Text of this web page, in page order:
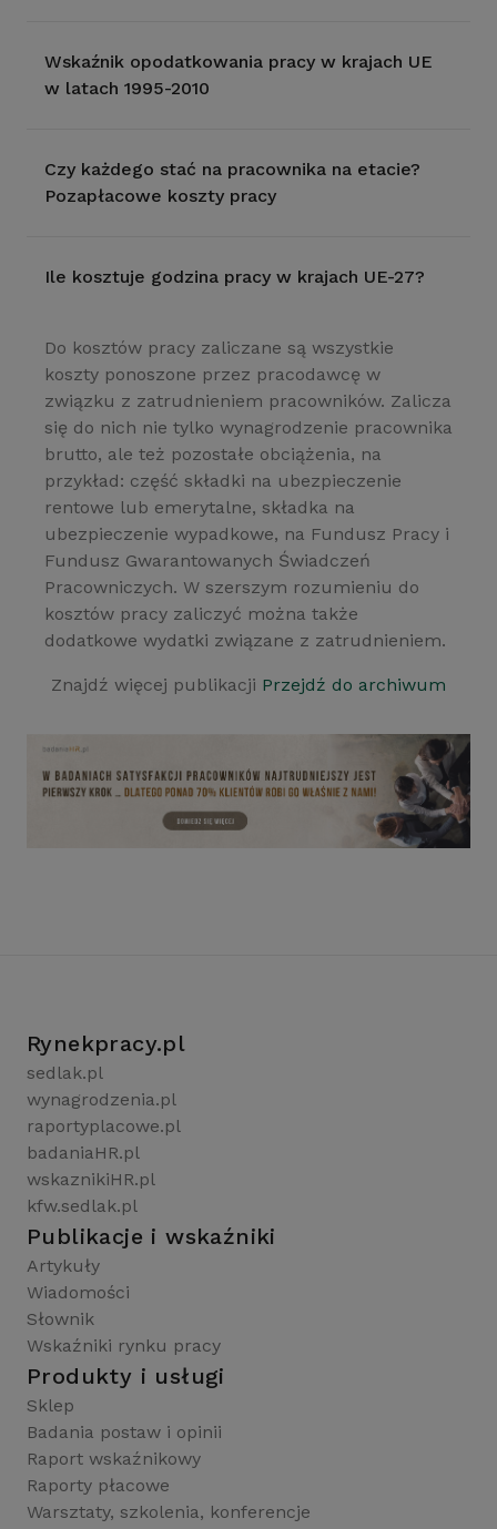
Wskaźnik opodatkowania pracy w krajach UE
w latach 1995-2010
Czy każdego stać na pracownika na etacie?
Pozapłacowe koszty pracy
Ile kosztuje godzina pracy w krajach UE-27?
Do kosztów pracy zaliczane są wszystkie
koszty ponoszone przez pracodawcę w
związku z zatrudnieniem pracowników. Zalicza
się do nich nie tylko wynagrodzenie pracownika
brutto, ale też pozostałe obciążenia, na
przykład: część składki na ubezpieczenie
rentowe lub emerytalne, składka na
ubezpieczenie wypadkowe, na Fundusz Pracy i
Fundusz Gwarantowanych Świadczeń
Pracowniczych. W szerszym rozumieniu do
kosztów pracy zaliczyć można także
dodatkowe wydatki związane z zatrudnieniem.
Znajdź więcej publikacji Przejdź do archiwum
Rynekpracy.pl
sedlak.pl
wynagrodzenia.pl
raportyplacowe.pl
badaniaHR.pl
wskaznikiHR.pl
kfw.sedlak.pl
Publikacje i wskaźniki
Artykuły
Wiadomości
Słownik
Wskaźniki rynku pracy
Produkty i usługi
Sklep
Badania postaw i opinii
Raport wskaźnikowy
Raporty płacowe
Warsztaty, szkolenia, konferencje